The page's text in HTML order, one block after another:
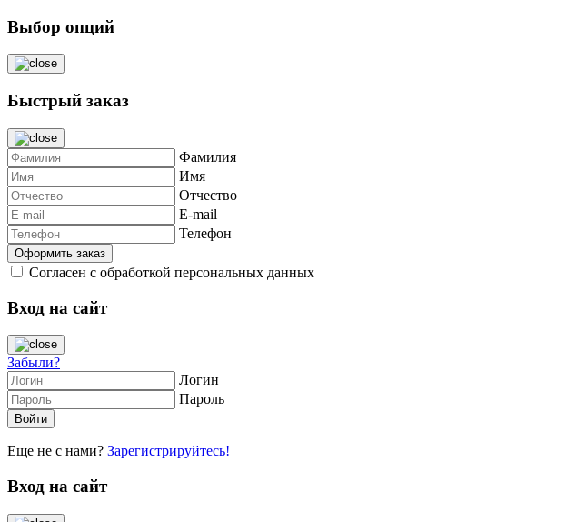
Выбор опций
Быстрый заказ
Фамилия
Имя
Отчество
E-mail
Телефон
Согласен с обработкой персональных данных
Вход на сайт
Забыли?
Логин
Пароль
Еще не с нами? Зарегистрируйтесь!
Вход на сайт